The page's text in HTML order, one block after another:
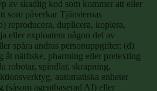
av skadlig kod som kommer att eller
som påverkar Tjänsternas
reproducera, duplicera, kopiera,
eller exploatera någon del av
spåra andras personuppgifter; (d)
åt nätfiske, pharming eller pretexting
robotar, spindlar, skrapning,
automatiska enheter
(såsom agentbaserad AI) eller